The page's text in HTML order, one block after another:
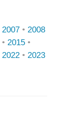
2007 • 2008
• 2015 •
2022 • 2023